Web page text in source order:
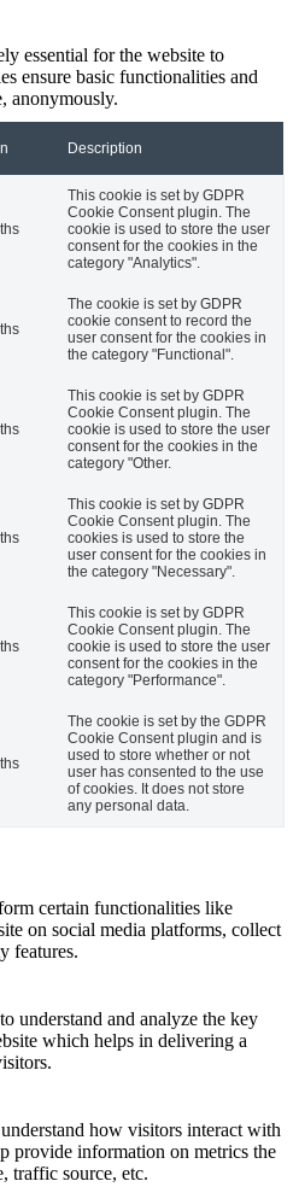
essential for the website to
ensure basic functionalities and
anonymously.
Description
This cookie is set by GDPR
Cookie Consent plugin. The
cookie is used to store the user
consent for the cookies in the
category "Analytics".
The cookie is set by GDPR
cookie consent to record the
user consent for the cookies in
the category "Functional".
This cookie is set by GDPR
Cookie Consent plugin. The
cookie is used to store the user
consent for the cookies in the
category "Other.
This cookie is set by GDPR
Cookie Consent plugin. The
cookies is used to store the
user consent for the cookies in
the category "Necessary".
This cookie is set by GDPR
Cookie Consent plugin. The
cookie is used to store the user
consent for the cookies in the
category "Performance".
The cookie is set by the GDPR
Cookie Consent plugin and is
used to store whether or not
user has consented to the use
of cookies. It does not store
any personal data.
certain functionalities like
on social media platforms, collect
features.
understand and analyze the key
which helps in delivering a
how visitors interact with
provide information on metrics the
traffic source, etc.